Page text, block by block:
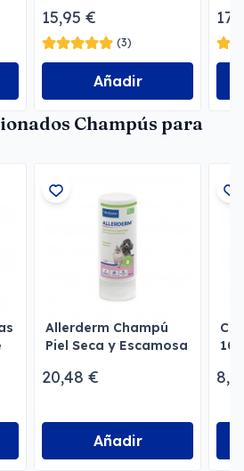
15,95 €
(3)
Añadir
Champús para
Allerderm Champú
Piel Seca y Escamosa
20,48 €
Añadir